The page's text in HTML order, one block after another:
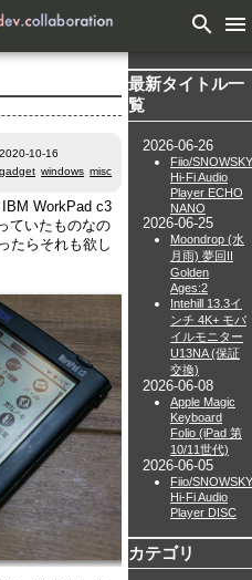
search menu
2020-10-16
gadget windows misc
WorkPad c3
ていたものなの
たらそれも欲し
最新タイトル一
覧
2026-06-26
Fiio/SNOWSKY
Hi-Fi Audio
Player ECHO
NANO
2026-06-25
Moondrop (水
月雨) 夢回II
Golden
Ages:2
Intehill 13.3イ
ンチ 4K+ モバ
イルモニター
U13NA (保証
交換)
2026-06-08
Apple Magic
Keyboard
Folio (iPad 第
10/11世代)
2026-06-05
Fiio/SNOWSKY
Hi-Fi Audio
Player DISC
カテゴリ